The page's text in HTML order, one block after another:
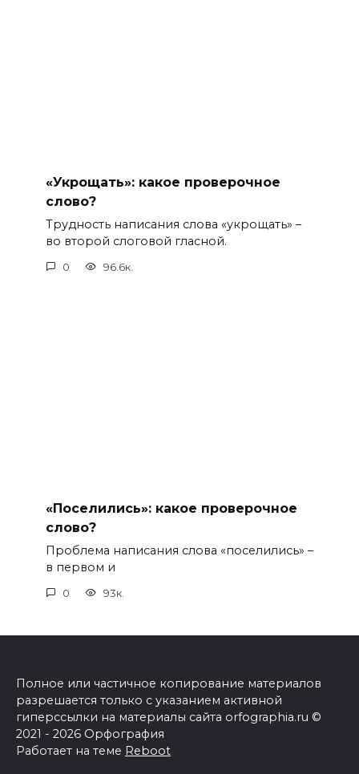
«Укрощать»: какое проверочное
слово?
Трудность написания слова «укрощать» –
во второй слоговой гласной.
0 96.6к.
«Поселились»: какое проверочное
слово?
Проблема написания слова «поселились» –
в первом и
0 93к.
Полное или частичное копирование материалов
разрешается только с указанием активной
гиперссылки на материалы сайта orfographia.ru ©
2021 - 2026 Орфография
Работает на теме Reboot